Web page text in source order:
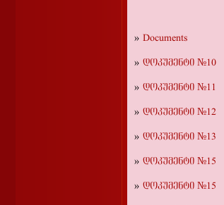
Documents
დოკუმენტი №10
დოკუმენტი №11
დოკუმენტი №12
დოკუმენტი №13
დოკუმენტი №15
დოკუმენტი №15